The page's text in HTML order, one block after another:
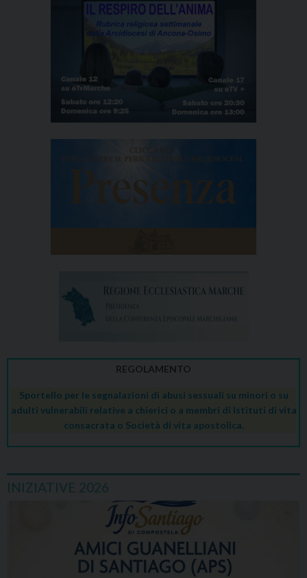
REGOLAMENTO
Sportello per le segnalazioni di abusi sessuali su minori o su
adulti vulnerabili relative a chierici o a membri di Istituti di vita
consacrata o Società di vita apostolica.
INIZIATIVE 2026